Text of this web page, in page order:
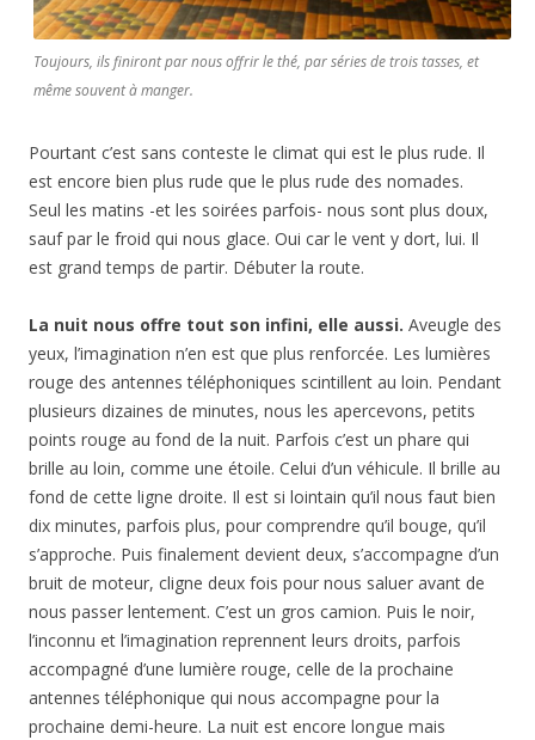
Toujours, ils finiront par nous offrir le thé, par séries de trois tasses, et
même souvent à manger.
Pourtant c’est sans conteste le climat qui est le plus rude. Il
est encore bien plus rude que le plus rude des nomades.
Seul les matins -et les soirées parfois- nous sont plus doux,
sauf par le froid qui nous glace. Oui car le vent y dort, lui. Il
est grand temps de partir. Débuter la route.
La nuit nous offre tout son infini, elle aussi. Aveugle des
yeux, l’imagination n’en est que plus renforcée. Les lumières
rouge des antennes téléphoniques scintillent au loin. Pendant
plusieurs dizaines de minutes, nous les apercevons, petits
points rouge au fond de la nuit. Parfois c’est un phare qui
brille au loin, comme une étoile. Celui d’un véhicule. Il brille au
fond de cette ligne droite. Il est si lointain qu’il nous faut bien
dix minutes, parfois plus, pour comprendre qu’il bouge, qu’il
s’approche. Puis finalement devient deux, s’accompagne d’un
bruit de moteur, cligne deux fois pour nous saluer avant de
nous passer lentement. C’est un gros camion. Puis le noir,
l’inconnu et l’imagination reprennent leurs droits, parfois
accompagné d’une lumière rouge, celle de la prochaine
antennes téléphonique qui nous accompagne pour la
prochaine demi-heure. La nuit est encore longue mais